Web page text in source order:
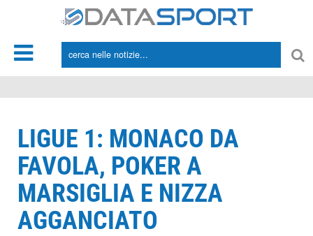
LIGUE 1: MONACO DA
FAVOLA, POKER A
MARSIGLIA E NIZZA
AGGANCIATO